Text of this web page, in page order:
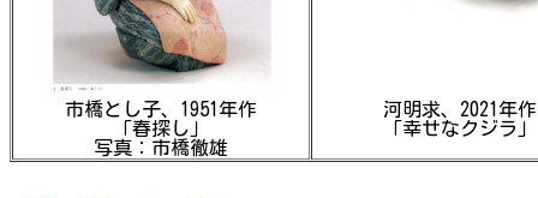
市橋とし子、1951年作
「春探し」
写真：市橋徹雄
河明求、2021年作
「幸せなクジラ」